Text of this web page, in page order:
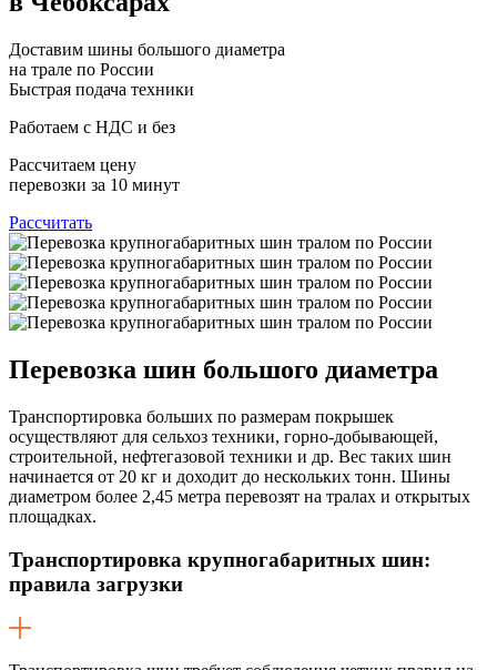
Доставим шины большого диаметра
на трале по России
Быстрая подача техники
Работаем с НДС и без
Рассчитаем цену
перевозки за 10 минут
Рассчитать
Перевозка шин большого диаметра
Транспортировка больших по размерам покрышек
осуществляют для сельхоз техники, горно-добывающей,
строительной, нефтегазовой техники и др. Вес таких шин
начинается от 20 кг и доходит до нескольких тонн. Шины
диаметром более 2,45 метра перевозят на тралах и открытых
площадках.
Транспортировка крупногабаритных шин:
правила загрузки